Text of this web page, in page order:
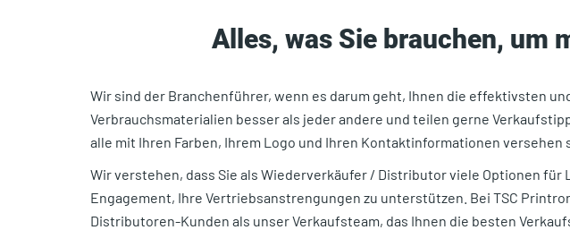
Alles, was Sie brauchen, um
Wir sind der Branchenführer, wenn es darum geht, Ihnen die effektivsten
Verbrauchsmaterialien besser als jeder andere und teilen gerne
alle mit Ihren Farben, Ihrem Logo und Ihren Kontaktinformationen versehen
Wir verstehen, dass Sie als Wiederverkäufer / Distributor viele Optionen
Engagement, Ihre Vertriebsanstrengungen zu unterstützen. Bei TSC
Distributoren-Kunden als unser Verkaufsteam, das Ihnen die besten